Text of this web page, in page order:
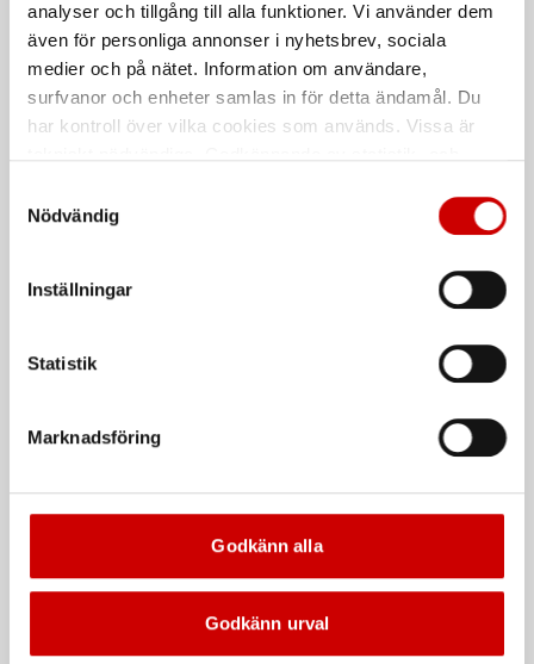
analyser och tillgång till alla funktioner. Vi använder dem
även för personliga annonser i nyhetsbrev, sociala
medier och på nätet. Information om användare,
surfvanor och enheter samlas in för detta ändamål. Du
har kontroll över vilka cookies som används. Vissa är
länder utanför EU med olika dataskyddsnormer. Genom
att godkänna samtycker du till sådana överföringar. Läs
Nödvändig
Inställningar
Statistik
Marknadsföring
Godkänn alla
Godkänn urval
Lysrör T8-16W LED
G13 sockel
Glimtändare S10
De som köpte, köpte även
Kampanj
Dispenserbox med 100 st.
Kampanj Kampanj